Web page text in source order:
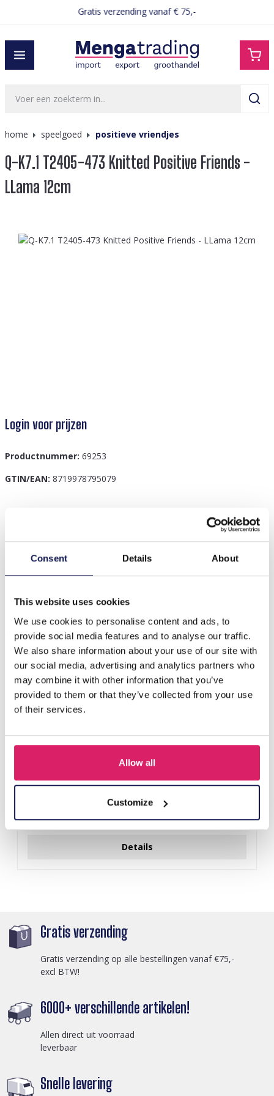
Consent Details About
This website uses cookies
We use cookies to personalise content and ads, to
provide social media features and to analyse our traffic.
We also share information about your use of our site with
our social media, advertising and analytics partners who
may combine it with other information that you’ve
provided to them or that they’ve collected from your use
of their services.
Allow all
Customize
Gratis verzending vanaf € 75,-
home speelgoed positieve vriendjes
Q-K7.1 T2405-473 Knitted Positive Friends -
LLama 12cm
Afbeeldingengalerij overslaan
Login voor prijzen
Productnummer: 69253
GTIN/EAN: 8719978795079
positieve vrienden - lama, een prachtige aanvulling op
uw verzameling charmante…Meer
Anderen kochten ook
Q-D7.2 T2405-016 Knitted Positive Chicken 8.5cm
Login voor prijzen
Details
Gratis verzending
Gratis verzending op alle bestellingen vanaf €75,-
excl BTW!
6000+ verschillende artikelen!
Allen direct uit voorraad
leverbaar
Snelle levering